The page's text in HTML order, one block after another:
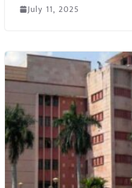
July 11, 2025